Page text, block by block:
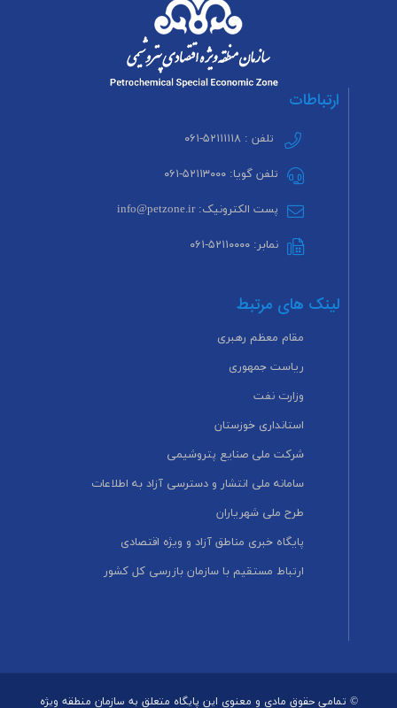
ارتباطات
تلفن : ۵۲۱۱۱۱۱۸-۰۶۱
تلفن گویا: ۵۲۱۱۳۰۰۰-۰۶۱
پست الکترونیک: info@petzone.ir
نمابر: ۵۲۱۱۰۰۰۰-۰۶۱
لینک های مرتبط
مقام معظم رهبری
ریاست جمهوری
وزارت نفت
استانداری خوزستان
شرکت ملی صنایع پتروشیمی
سامانه ملی انتشار و دسترسی آزاد به اطلاعات
طرح ملی شهریاران
پایگاه خبری مناطق آزاد و ویژه اقتصادی
ارتباط مستقیم با سازمان بازرسی کل کشور
© تمامی حقوق مادی و معنوی این پایگاه متعلق به سازمان منطقه ویژه